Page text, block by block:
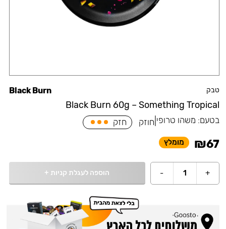
טבק
Black Burn 60g – Something Tropical
Black Burn
בטעם: משהו טרופי חוזק חזק
₪67 מומלץ
+
1
- הוספה לעגלת קניות +